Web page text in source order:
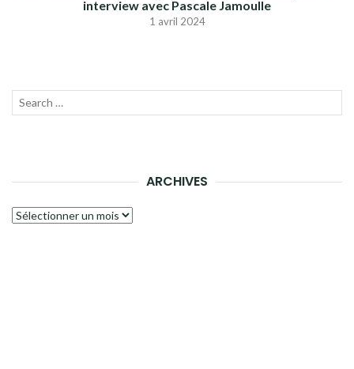
interview avec Pascale Jamoulle
1 avril 2024
Recherche
ARCHIVES
Archives